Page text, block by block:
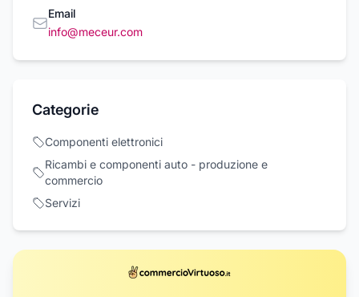
Email
info@meceur.com
Categorie
Componenti elettronici
Ricambi e componenti auto - produzione e
commercio
Servizi